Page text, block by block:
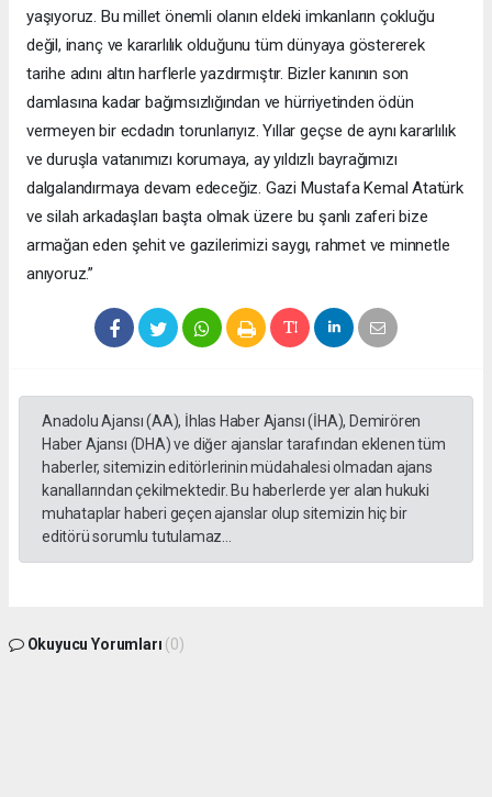
yaşıyoruz. Bu millet önemli olanın eldeki imkanların çokluğu
değil, inanç ve kararlılık olduğunu tüm dünyaya göstererek
tarihe adını altın harflerle yazdırmıştır. Bizler kanının son
damlasına kadar bağımsızlığından ve hürriyetinden ödün
vermeyen bir ecdadın torunlarıyız. Yıllar geçse de aynı kararlılık
ve duruşla vatanımızı korumaya, ay yıldızlı bayrağımızı
dalgalandırmaya devam edeceğiz. Gazi Mustafa Kemal Atatürk
ve silah arkadaşları başta olmak üzere bu şanlı zaferi bize
armağan eden şehit ve gazilerimizi saygı, rahmet ve minnetle
anıyoruz.”
Anadolu Ajansı (AA), İhlas Haber Ajansı (İHA), Demirören
Haber Ajansı (DHA) ve diğer ajanslar tarafından eklenen tüm
haberler, sitemizin editörlerinin müdahalesi olmadan ajans
kanallarından çekilmektedir. Bu haberlerde yer alan hukuki
muhataplar haberi geçen ajanslar olup sitemizin hiç bir
editörü sorumlu tutulamaz...
Okuyucu Yorumları (0)